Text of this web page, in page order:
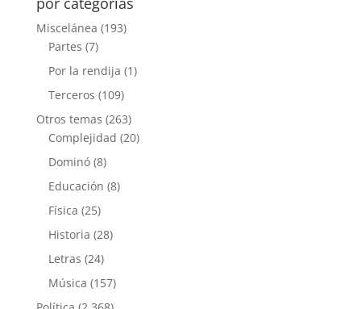
Miscelánea (193)
Partes (7)
Por la rendija (1)
Terceros (109)
Otros temas (263)
Complejidad (20)
Dominó(8)
Educación (8)
Física (25)
Historia (28)
Letras (24)
Música (157)